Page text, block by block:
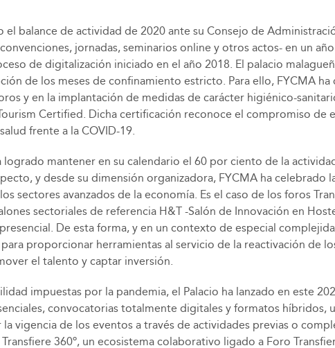
el balance de actividad de 2020 ante su Consejo de
jornadas, seminarios online y otros actos- en un
de digitalización iniciado en el año 2018. El palacio
de los meses de confinamiento estricto. Para ello, FYCMA
y en la implantación de medidas de carácter higiénico-
Certified. Dicha certificación reconoce el compromiso de
frente a la COVID-19.
mantener en su calendario el 60 por ciento de la
y desde su dimensión organizadora, FYCMA ha celebrado
sectores avanzados de la economía. Es el caso de los foros
sectoriales de referencia H&T -Salón de Innovación en
De esta forma, y en un contexto de especial
proporcionar herramientas al servicio de la reactivación de
el talento y captar inversión.
impuestas por la pandemia, el Palacio ha lanzado en este
convocatorias totalmente digitales y formatos híbridos,
vigencia de los eventos a través de actividades previas o
360º, un ecosistema colaborativo ligado a Foro